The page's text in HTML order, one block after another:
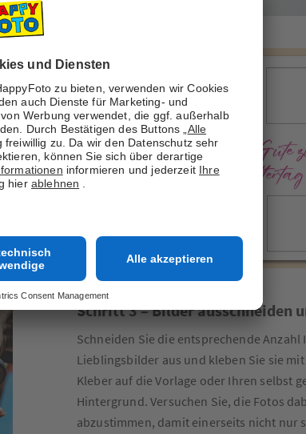
Schritt 3 – Bilder ausschneiden
Schneiden Sie die entsprechende Anzahl
Lieblingsbilder aus und kleben Sie sie
Kleber auf die Vorlage oder Ihren selbst
Hintergrund. Versuchen Sie, die Fotos
abzustimmen, damit einerseits nicht nur